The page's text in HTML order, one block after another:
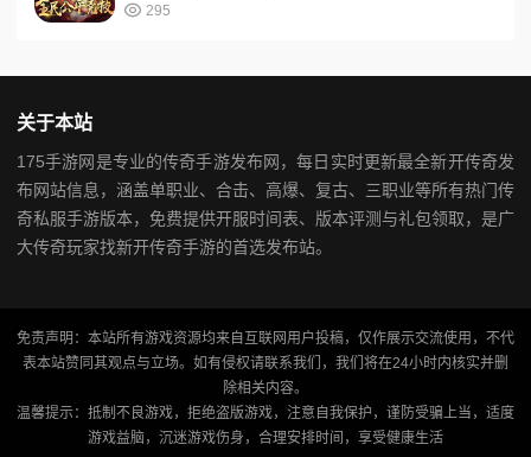
295
关于本站
175手游网是专业的传奇手游发布网，每日实时更新最全新开传奇发
布网站信息，涵盖单职业、合击、高爆、复古、三职业等所有热门传
奇私服手游版本，免费提供开服时间表、版本评测与礼包领取，是广
大传奇玩家找新开传奇手游的首选发布站。
免责声明：本站所有游戏资源均来自互联网用户投稿，仅作展示交流使用，不代
表本站赞同其观点与立场。如有侵权请联系我们，我们将在24小时内核实并删
除相关内容。
温馨提示：抵制不良游戏，拒绝盗版游戏，注意自我保护，谨防受骗上当，适度
游戏益脑，沉迷游戏伤身，合理安排时间，享受健康生活